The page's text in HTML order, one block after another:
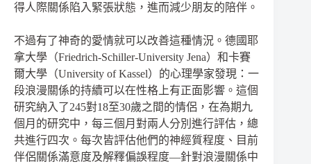
得人際關係陷入緊張狀態，進而減少朋友的陪伴。
不過有了神奇的愛情就可以改善這種情況。德國耶
拿大學（Friedrich-Schiller-University Jena）和卡賽
爾大學（University of Kassel）的心理學家發現：一
段浪漫關係的持續可以在性格上有正面影響。這個
研究納入了245對18至30歲之間的情侶，在為期九
個月的研究中，每三個月對兩人分別進行評估，總
共進行四次。每次皆評估他們的神經質程度、目前
伴侶關係滿意度及解釋偏誤程度—針對浪漫關係中